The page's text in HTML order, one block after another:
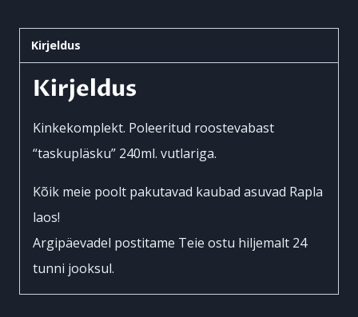
Kirjeldus
Kirjeldus
Kinkekomplekt. Poleeritud roostevabast
“taskupläsku” 240ml. vutlariga.
Kõik meie poolt pakutavad kaubad asuvad Rapla
laos!
Argipäevadel postitame Teie ostu hiljemalt 24
tunni jooksul.